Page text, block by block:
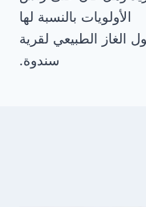
الأولويات بالنسبة لها
الغاز الطبيعي لقرية
سندوة.